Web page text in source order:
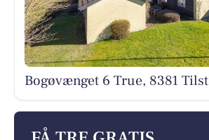
Bogøvænget 6 True, 8381 Tilst